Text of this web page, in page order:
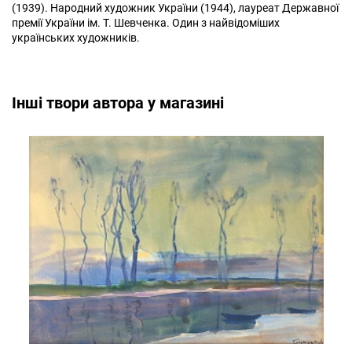
(1939). Народний художник України (1944), лауреат Державної
премії України ім. Т. Шевченка. Один з найвідоміших
українських художників.
Інші твори автора у магазині